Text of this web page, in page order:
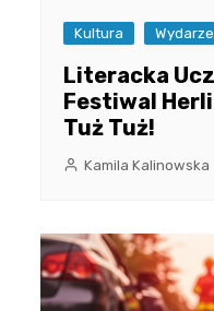
Kultura
Literacka
Festiwal
Tuż Tuż!
Kamila Kalinowska